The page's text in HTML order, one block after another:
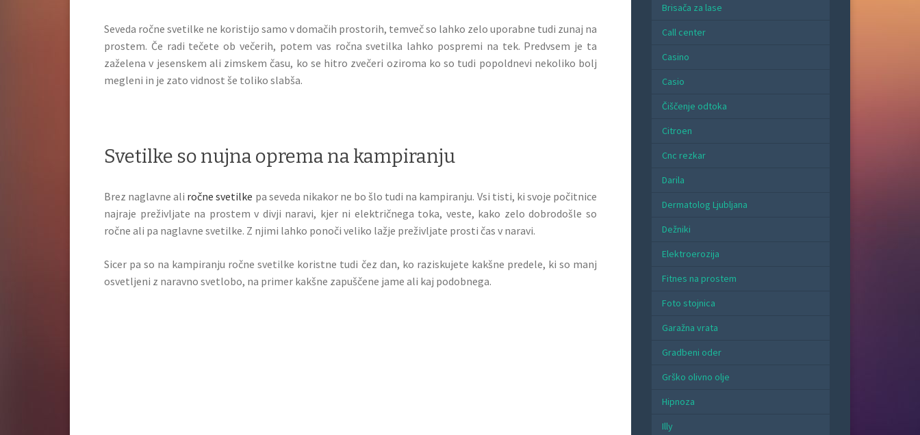
Seveda ročne svetilke ne koristijo samo v domačih prostorih, temveč so lahko zelo uporabne tudi zunaj na
prostem. Če radi tečete ob večerih, potem vas ročna svetilka lahko pospremi na tek. Predvsem je ta
zaželena v jesenskem ali zimskem času, ko se hitro zvečeri oziroma ko so tudi popoldnevi nekoliko bolj
megleni in je zato vidnost še toliko slabša.
Svetilke so nujna oprema na kampiranju
Brez naglavne ali ročne svetilke pa seveda nikakor ne bo šlo tudi na kampiranju. Vsi tisti, ki svoje počitnice
najraje preživljate na prostem v divji naravi, kjer ni električnega toka, veste, kako zelo dobrodošle so
ročne ali pa naglavne svetilke. Z njimi lahko ponoči veliko lažje preživljate prosti čas v naravi.
Sicer pa so na kampiranju ročne svetilke koristne tudi čez dan, ko raziskujete kakšne predele, ki so manj
osvetljeni z naravno svetlobo, na primer kakšne zapuščene jame ali kaj podobnega.
Brisača za lase
Call center
Casino
Casio
Čiščenje odtoka
Citroen
Cnc rezkar
Darila
Dermatolog Ljubljana
Dežniki
Elektroerozija
Fitnes na prostem
Foto stojnica
Garažna vrata
Gradbeni oder
Grško olivno olje
Hipnoza
Illy